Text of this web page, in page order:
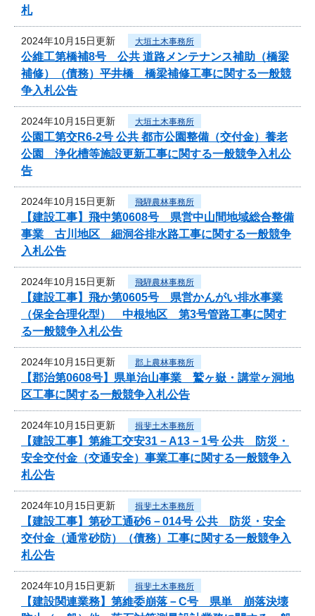
札
2024年10月15日更新 大垣土木事務所
公維工第橋補8号 公共 道路メンテナンス補助（橋梁
補修）（債務）平井橋 橋梁補修工事に関する一般競
争入札公告
2024年10月15日更新 大垣土木事務所
公園工第交R6-2号 公共 都市公園整備（交付金）養老
公園 浄化槽等施設更新工事に関する一般競争入札公
告
2024年10月15日更新 飛騨農林事務所
【建設工事】飛中第0608号 県営中山間地域総合整備
事業 古川地区 細洞谷排水路工事に関する一般競争
入札公告
2024年10月15日更新 飛騨農林事務所
【建設工事】飛か第0605号 県営かんがい排水事業
（保全合理化型） 中根地区 第3号管路工事に関す
る一般競争入札公告
2024年10月15日更新 郡上農林事務所
【郡治第0608号】県単治山事業 鷲ヶ嶽・講堂ヶ洞地
区工事に関する一般競争入札公告
2024年10月15日更新 揖斐土木事務所
【建設工事】第維工交安31－A13－1号 公共 防災・
安全交付金（交通安全）事業工事に関する一般競争入
札公告
2024年10月15日更新 揖斐土木事務所
【建設工事】第砂工通砂6－014号 公共 防災・安全
交付金（通常砂防）（債務）工事に関する一般競争入
札公告
2024年10月15日更新 揖斐土木事務所
【建設関連業務】第維委崩落－C号 県単 崩落決壊